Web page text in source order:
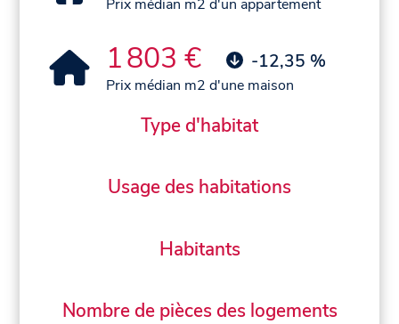
Prix médian m2 d'un appartement
1 803 € -12,35 %
Prix médian m2 d'une maison
Type d'habitat
Usage des habitations
Habitants
Nombre de pièces des logements